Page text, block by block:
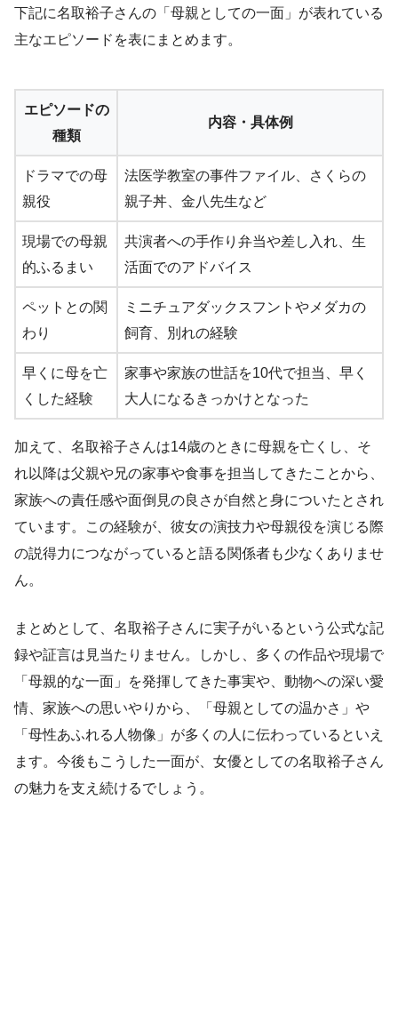
下記に名取裕子さんの「母親としての一面」が表れている
主なエピソードを表にまとめます。
エピソードの
種類
内容・具体例
ドラマでの母
親役
法医学教室の事件ファイル、さくらの
親子丼、金八先生など
現場での母親
的ふるまい
共演者への手作り弁当や差し入れ、生
活面でのアドバイス
ペットとの関
わり
ミニチュアダックスフントやメダカの
飼育、別れの経験
早くに母を亡
くした経験
家事や家族の世話を10代で担当、早く
大人になるきっかけとなった
加えて、名取裕子さんは14歳のときに母親を亡くし、そ
れ以降は父親や兄の家事や食事を担当してきたことから、
家族への責任感や面倒見の良さが自然と身についたとされ
ています。この経験が、彼女の演技力や母親役を演じる際
の説得力につながっていると語る関係者も少なくありませ
ん。
まとめとして、名取裕子さんに実子がいるという公式な記
録や証言は見当たりません。しかし、多くの作品や現場で
「母親的な一面」を発揮してきた事実や、動物への深い愛
情、家族への思いやりから、「母親としての温かさ」や
「母性あふれる人物像」が多くの人に伝わっているといえ
ます。今後もこうした一面が、女優としての名取裕子さん
の魅力を支え続けるでしょう。